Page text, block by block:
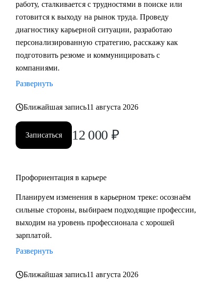
• Подготовка к собеседованию (скрининг с HR, финальное
с руководителем, опционально - подготовиться к
техническому собеседованию).
• Зарплатные переговоры (повышение или переговоры на
собеседовании).
сделать так, чтобы руководитель заметил и наконец начал
Кому могу помочь:
• Студентам бакалавриата/магистратуры/аспирантуры
технических направлений;
Digital, Образование);
• Middle и C-level менеджерам.
• Основные направления:
- IT (разработка, тестирование, администрирование,
информационная безопасность),
Компьютерное зрение,
работу, сталкивается с трудностями в поиске или
готовится к выходу на рынок труда. Проведу
диагностику карьерной ситуации, разработаю
персонализированную стратегию, расскажу как
подготовить резюме и коммуницировать с
компаниями.
Развернуть
Ближайшая запись11 августа 2026
Записаться 12 000 ₽
Профориентация в карьере
Планируем изменения в карьерном треке: осознаём
сильные стороны, выбираем подходящие профессии,
выходим на уровень профессионала с хорошей
зарплатой.
Развернуть
Ближайшая запись11 августа 2026